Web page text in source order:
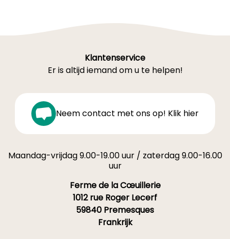
Klantenservice
Er is altijd iemand om u te helpen!
Neem contact met ons op! Klik hier
Maandag-vrijdag 9.00-19.00 uur / zaterdag 9.00-16.00
uur
Ferme de la Cœuillerie
1012 rue Roger Lecerf
59840 Premesques
Frankrijk